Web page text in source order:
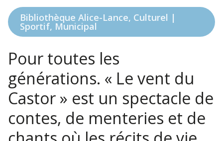
Bibliothèque Alice-Lance, Culturel |
Sportif, Municipal
Pour toutes les
générations. « Le vent du
Castor » est un spectacle de
contes, de menteries et de